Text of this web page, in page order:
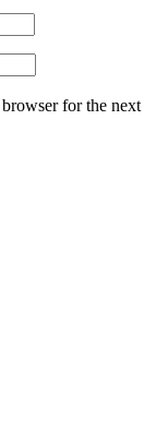
for the next